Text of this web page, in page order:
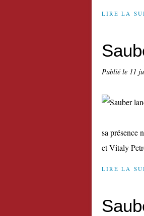
LIRE LA
Publié le 11
sa présence
et Vitaly
LIRE LA